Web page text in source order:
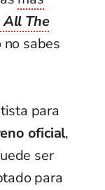
All The
no sabes
para
oficial,
ser
para